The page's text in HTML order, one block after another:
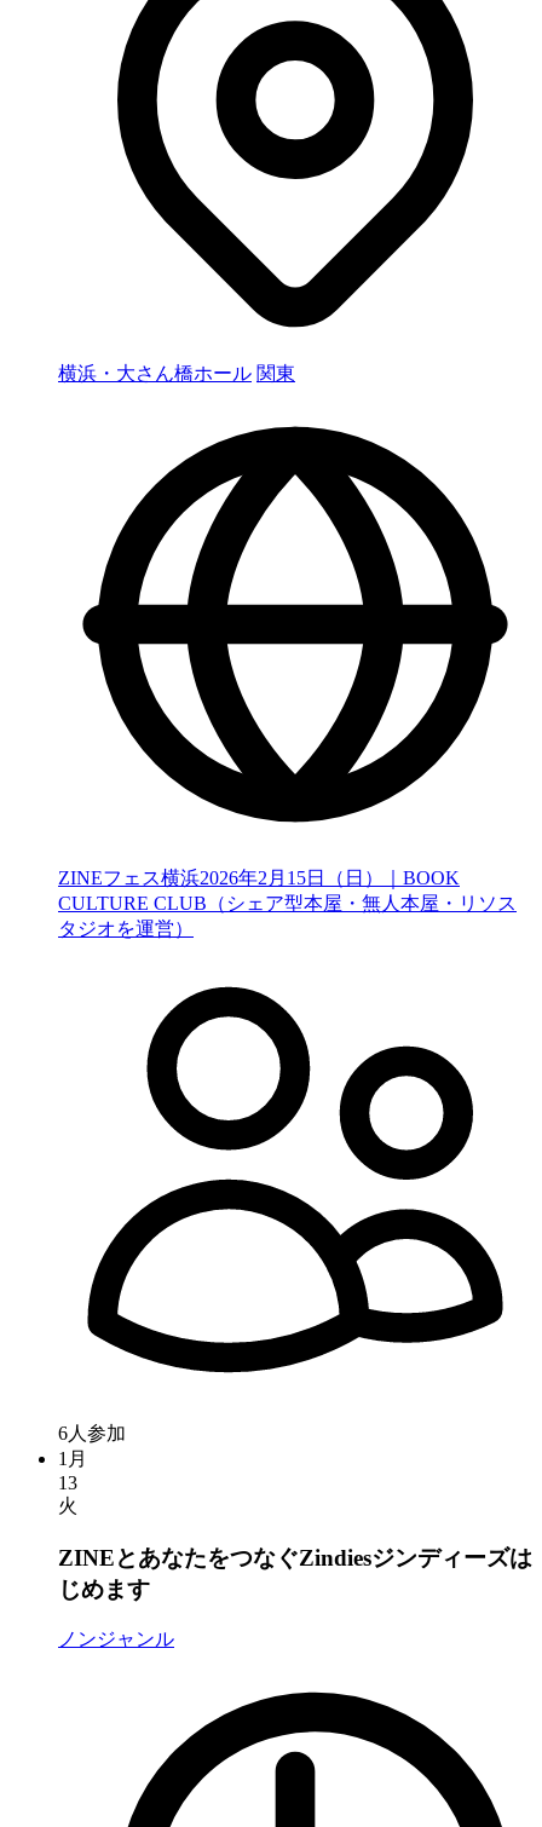
横浜・大さん橋ホール 関東
ZINEフェス横浜2026年2月15日（日）｜BOOK
CULTURE CLUB（シェア型本屋・無人本屋・リソス
タジオを運営）
6人参加
1月
13
火
ZINEとあなたをつなぐZindiesジンディーズは
じめます
ノンジャンル